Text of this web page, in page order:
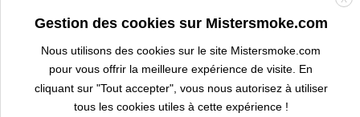
sav@mistersmoke.com ou par téléphone au 03 20 90 56 55 du
lundi au vendredi de 9h à 17h.
Credit
Card
MasterCard
Apple
Pay
Bank
Transfer
Visa
Visa
Electron
Gestion des cookies sur Mistersmoke.com
Nous utilisons des cookies sur le site Mistersmoke.com
pour vous offrir la meilleure expérience de visite. En
cliquant sur "Tout accepter", vous nous autorisez à utiliser
tous les cookies utiles à cette expérience !